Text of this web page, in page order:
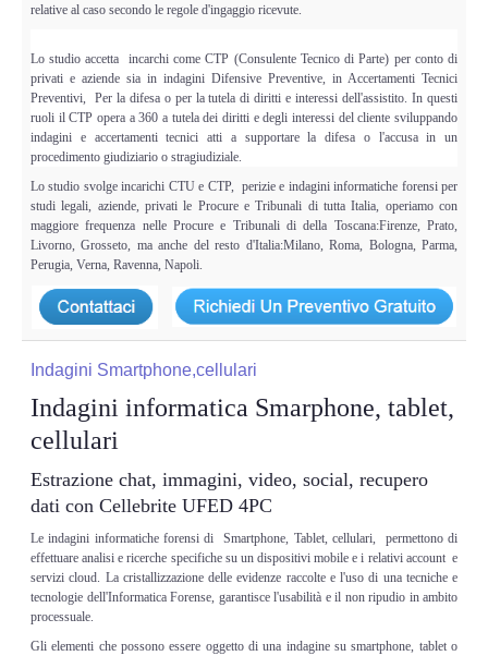
relative al caso secondo le regole d'ingaggio ricevute.
Lo studio accetta incarchi come CTP (Consulente Tecnico di Parte) per conto di
privati e aziende sia in indagini Difensive Preventive, in Accertamenti Tecnici
Preventivi, Per la difesa o per la tutela di diritti e interessi dell'assistito. In questi
ruoli il CTP opera a 360 a tutela dei diritti e degli interessi del cliente sviluppando
indagini e accertamenti tecnici atti a supportare la difesa o l'accusa in un
procedimento giudiziario o stragiudiziale.
Lo studio svolge incarichi CTU e CTP, perizie e indagini informatiche forensi per
studi legali, aziende, privati le Procure e Tribunali di tutta Italia, operiamo con
maggiore frequenza nelle Procure e Tribunali di della Toscana:Firenze, Prato,
Livorno, Grosseto, ma anche del resto d'Italia:Milano, Roma, Bologna, Parma,
Perugia, Verna, Ravenna, Napoli.
Indagini Smartphone,cellulari
Indagini informatica Smarphone, tablet,
cellulari
Estrazione chat, immagini, video, social, recupero
dati con Cellebrite UFED 4PC
Le indagini informatiche forensi di Smartphone, Tablet, cellulari, permettono di
effettuare analisi e ricerche specifiche su un dispositivi mobile e i relativi account e
servizi cloud. La cristallizzazione delle evidenze raccolte e l'uso di una tecniche e
tecnologie dell'Informatica Forense, garantisce l'usabilità e il non ripudio in ambito
processuale.
Gli elementi che possono essere oggetto di una indagine su smartphone, tablet o